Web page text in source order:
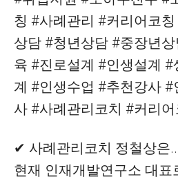
칭 #사례관리 #커리어코
상담 #청년상담 #중장년
육 #진로설계 #인생설계 #
계 #인생수업 #추천강사
사 #사례관리코치 #커리
✔ 사례관리코치 정철상은
현재 인재개발연구소 대표